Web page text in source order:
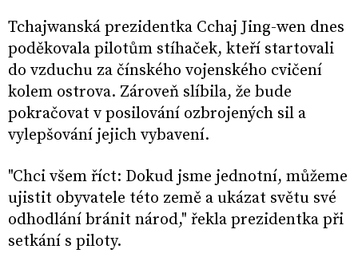
Tchajwanská prezidentka Cchaj Jing-wen dnes
poděkovala pilotům stíhaček, kteří startovali
do vzduchu za čínského vojenského cvičení
kolem ostrova. Zároveň slíbila, že bude
pokračovat v posilování ozbrojených sil a
vylepšování jejich vybavení.
"Chci všem říct: Dokud jsme jednotní, můžeme
ujistit obyvatele této země a ukázat světu své
odhodlání bránit národ," řekla prezidentka při
setkání s piloty.